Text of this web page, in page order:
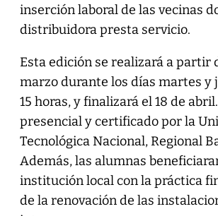
inserción laboral de las vecinas
distribuidora presta servicio.
Esta edición se realizará a partir
marzo durante los días martes y
15 horas, y finalizará el 18 de
presencial y certificado por la
Tecnológica Nacional, Regional
Además, las alumnas
institución local con la práctica
de la renovación de las